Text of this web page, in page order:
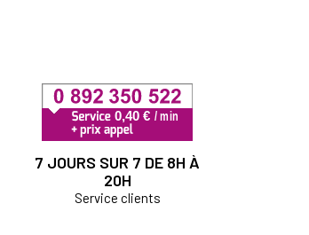
7 JOURS SUR 7 DE 8H À
20H
Service clients